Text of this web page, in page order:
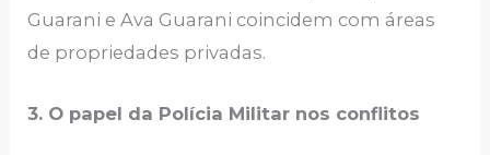
Guarani e Ava Guarani coincidem com áreas
de propriedades privadas.
3. O papel da Polícia Militar nos conflitos